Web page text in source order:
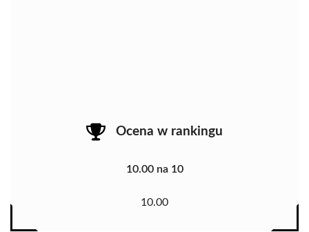
Ocena w rankingu
10.00 na 10
10.00